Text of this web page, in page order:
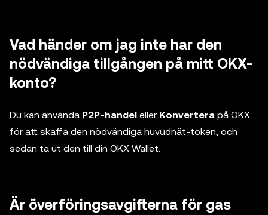
Vad händer om jag inte har den
nödvändiga tillgången på mitt OKX-
konto?
Du kan använda P2P-handel eller Konvertera på OKX
för att skaffa den nödvändiga huvudnät-token, och
sedan ta ut den till din OKX Wallet.
Är överföringsavgifterna för gas